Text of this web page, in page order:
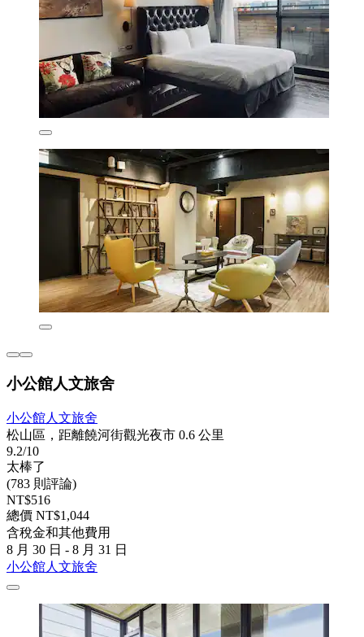
小公館人文旅舍
小公館人文旅舍
松山區，距離饒河街觀光夜市 0.6 公里
9.2/10
太棒了
(783 則評論)
NT$516
總價 NT$1,044
含稅金和其他費用
8 月 30 日 - 8 月 31 日
小公館人文旅舍